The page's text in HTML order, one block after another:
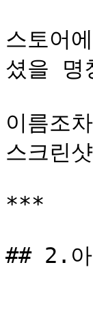
스토어
셨을 명
이름조
스크린
***
## 2.아